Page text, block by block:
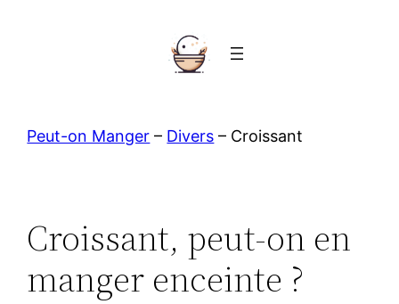
Peut-on Manger – Divers – Croissant
Croissant, peut-on en
manger enceinte ?